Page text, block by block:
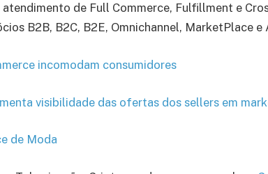
de Full Commerce, Fulfillment e
B2B, B2C, B2E, Omnichannel, MarketPlace e
incomodam consumidores
visibilidade das ofertas dos sellers em
de Moda